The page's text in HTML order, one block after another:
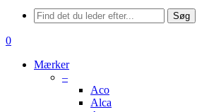
Menu
Søg
søge
0
Mærker
–
Aco
Alca